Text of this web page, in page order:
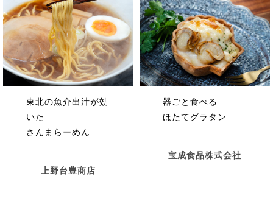
東北の魚介出汁が効
いた
さんまらーめん
上野台豊商店
器ごと食べる
ほたてグラタン
宝成食品株式会社